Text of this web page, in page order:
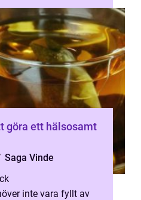
göra ett hälsosamt
Saga Vinde
inte vara fyllt av